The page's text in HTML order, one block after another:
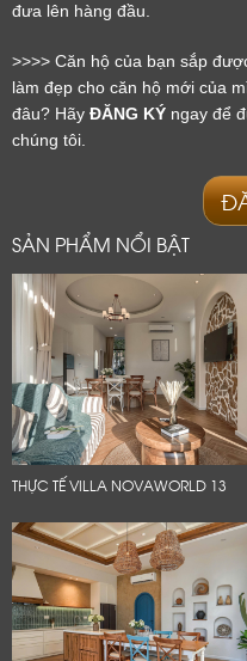
đưa lên hàng đầu.
>>>> Căn hộ của bạn sắp
làm đẹp cho căn hộ mới của
đâu? Hãy ĐĂNG KÝ ngay để
chúng tôi.
SẢN PHẨM NỔI BẬT
THỰC TẾ VILLA NOVAWORLD 13